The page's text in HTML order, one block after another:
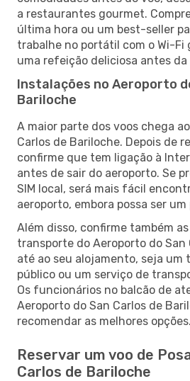
a restaurantes gourmet.
última hora ou um best-seller
trabalhe no portátil com o Wi-Fi
uma refeição deliciosa antes
Instalações no Aeroporto
Bariloche
A maior parte dos voos chega
Carlos de Bariloche. Depois de
confirme que tem ligação à
antes de sair do aeroporto. Se
SIM local, será mais fácil
aeroporto, embora possa ser
Além disso, confirme também
transporte do Aeroporto do San
até ao seu alojamento, seja um
público ou um serviço de
Os funcionários no balcão de
Aeroporto do San Carlos de
recomendar as melhores opções.
Reservar um voo de
Carlos de Bariloche